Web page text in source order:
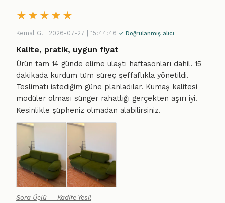
★ ★ ★ ★ ★
Kemal G. | 2026-07-27 | 15:44:46 ✓ Doğrulanmış alıcı
Kalite, pratik, uygun fiyat
Ürün tam 14 günde elime ulaştı haftasonları dahil. 15
dakikada kurdum tüm süreç şeffaflıkla yönetildi.
Teslimatı istediğim güne planladılar. Kumaş kalitesi
modüler olması sünger rahatlığı gerçekten aşırı iyi.
Kesinlikle şüpheniz olmadan alabilirsiniz.
Sora Üçlü — Kadife Yesil